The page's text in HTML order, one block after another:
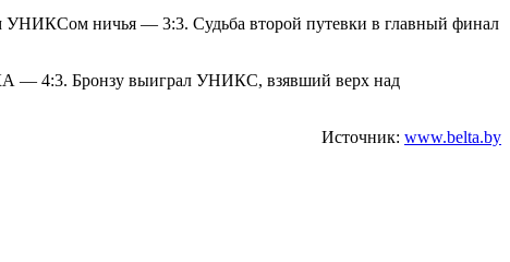
УНИКСом ничья — 3:3. Судьба второй путевки в главный финал
— 4:3. Бронзу выиграл УНИКС, взявший верх над
Источник: www.belta.by